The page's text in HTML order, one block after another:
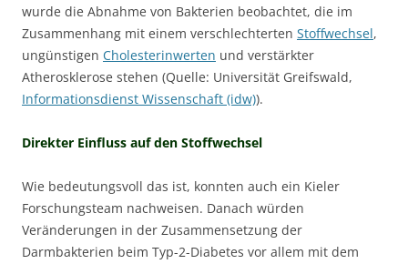
wurde die Abnahme von Bakterien beobachtet, die im
Zusammenhang mit einem verschlechterten Stoffwechsel,
ungünstigen Cholesterinwerten und verstärkter
Atherosklerose stehen (Quelle: Universität Greifswald,
Informationsdienst Wissenschaft (idw)).
Direkter Einfluss auf den Stoffwechsel
Wie bedeutungsvoll das ist, konnten auch ein Kieler
Forschungsteam nachweisen. Danach würden
Veränderungen in der Zusammensetzung der
Darmbakterien beim Typ-2-Diabetes vor allem mit dem